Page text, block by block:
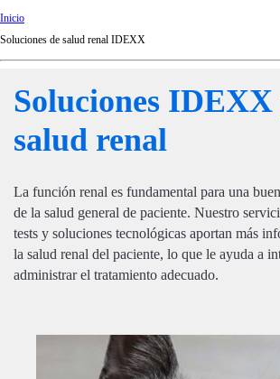
d
Ki
do
m
Inicio
Soluciones de salud renal IDEXX
Soluciones
salud renal
La función renal es fundamental para una
de la salud general de paciente. Nuestro
tests y soluciones tecnológicas aportan más
la salud renal del paciente, lo que le ayuda a
administrar el tratamiento adecuado.